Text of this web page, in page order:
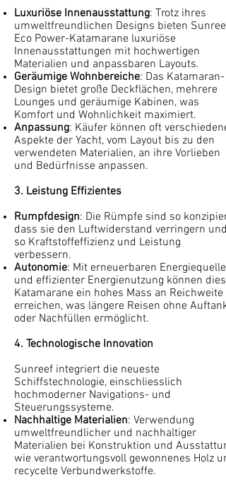
Luxuriöse Innenausstattung: Trotz ihres
umweltfreundlichen Designs bieten Sunreef
Eco Power-Katamarane luxuriöse
Innenausstattungen mit hochwertigen
Materialien und anpassbaren Layouts.
Geräumige Wohnbereiche: Das Katamaran-
Design bietet große Deckflächen, mehrere
Lounges und geräumige Kabinen, was
Komfort und Wohnlichkeit maximiert.
Anpassung: Käufer können oft verschiedene
Aspekte der Yacht, vom Layout bis zu den
verwendeten Materialien, an ihre Vorlieben
und Bedürfnisse anpassen.
3. Leistung Effizientes
Rumpfdesign: Die Rümpfe sind so
dass sie den Luftwiderstand verringern und
so Kraftstoffeffizienz und Leistung
verbessern.
Autonomie: Mit erneuerbaren Energiequellen
und effizienter Energienutzung können diese
Katamarane ein hohes Mass an Reichweite
erreichen, was längere Reisen ohne
oder Nachfüllen ermöglicht.
4. Technologische Innovation
Sunreef integriert die neueste
Schiffstechnologie, einschliesslich
hochmoderner Navigations- und
Steuerungssysteme.
Nachhaltige Materialien: Verwendung
umweltfreundlicher und nachhaltiger
Materialien bei Konstruktion und
wie verantwortungsvoll gewonnenes Holz
recycelte Verbundwerkstoffe.